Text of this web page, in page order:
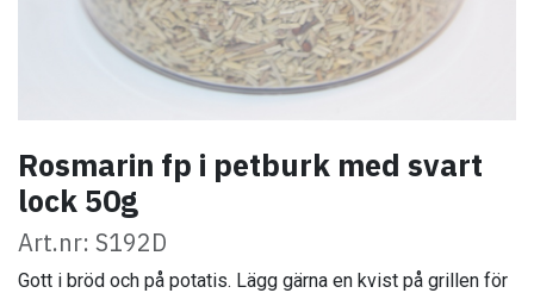
Rosmarin fp i petburk med svart
lock 50g
Art.nr: S192D
Gott i bröd och på potatis. Lägg gärna en kvist på grillen för